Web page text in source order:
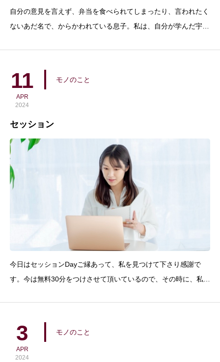
自分の意見を言えず、弁当を食べられてしまったり、言われたく
ないあだ名で、からかわれている息子。私は、自分が学んだ宇宙
どうして、人からからかわれたりしてると思う？」大人でも難し
い話を、
11
APR
2024
モノのこと
セッション
今日はセッションDayご縁あって、私を見つけて下さり感謝で
す。今は無料30分をつけさせて頂いているので、その時に、私が
どーいう意味？？ですね（笑）私の思うセッションは、音楽の
3
APR
2024
モノのこと